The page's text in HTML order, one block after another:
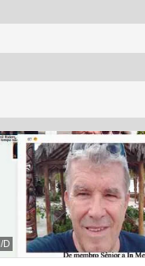
D